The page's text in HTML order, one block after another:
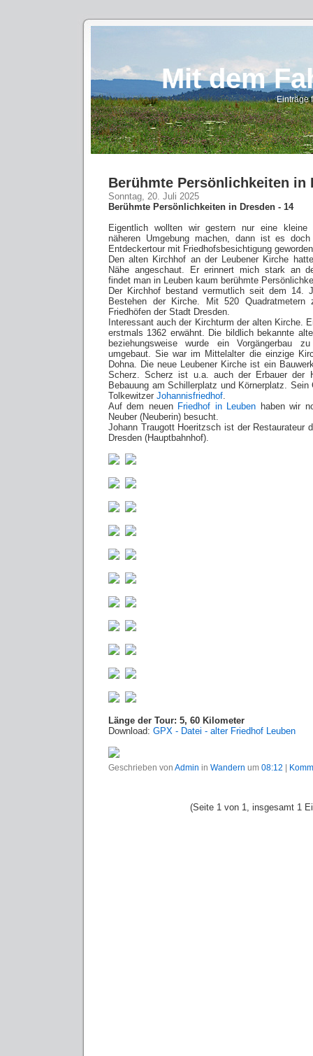
Mit dem
Einträge
Berühmte Persönlichkeiten in
Sonntag, 20. Juli 2025
Berühmte Persönlichkeiten in Dresden - 14
Eigentlich wollten wir gestern nur eine kleine
näheren Umgebung machen, dann ist es
Entdeckertour mit Friedhofsbesichtigung
Den alten Kirchhof an der Leubener Kirche
Nähe angeschaut. Er erinnert mich stark an
findet man in Leuben kaum berühmte
Der Kirchhof bestand vermutlich seit dem 14.
Bestehen der Kirche. Mit 520
Friedhöfen der Stadt Dresden.
Interessant auch der Kirchturm der alten Kirche.
erstmals 1362 erwähnt. Die bildlich bekannte
beziehungsweise wurde ein Vorgängerbau
umgebaut. Sie war im Mittelalter die einzige
Dohna. Die neue Leubener Kirche ist ein
Scherz. Scherz ist u.a. auch der Erbauer der
Bebauung am Schillerplatz und Körnerplatz.
Tolkewitzer Johannisfriedhof.
Auf dem neuen Friedhof in Leuben haben wir
Neuber (Neuberin) besucht.
Johann Traugott Hoeritzsch ist der Restaurateur
Dresden (Hauptbahnhof).
Länge der Tour: 5, 60 Kilometer
Download: GPX - Datei - alter Friedhof Leuben
Geschrieben von Admin in Wandern um 08:12
(Seite 1 von 1, insgesamt 1